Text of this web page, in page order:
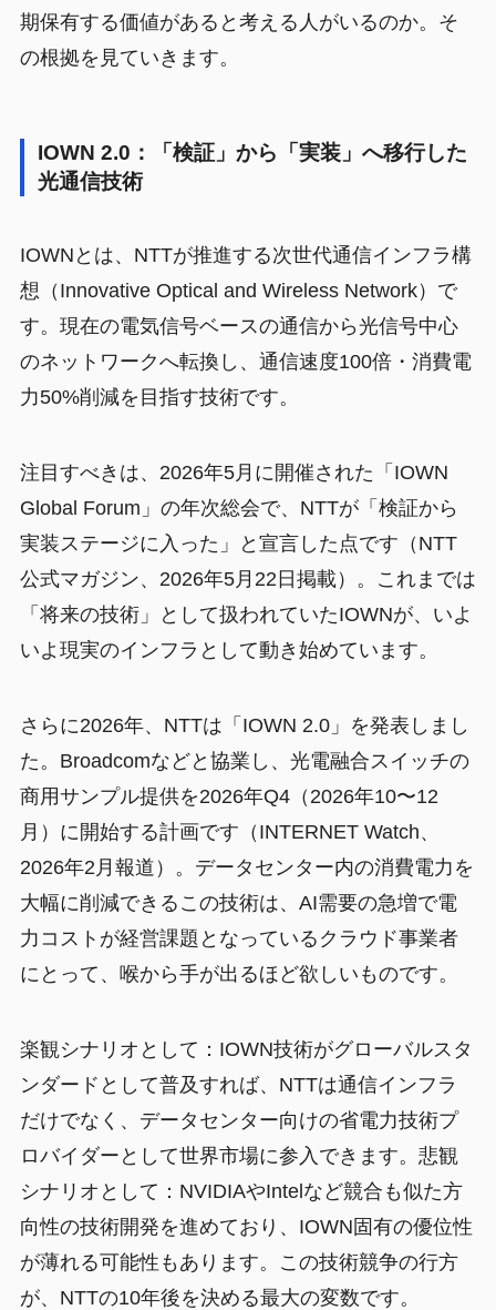
期保有する価値があると考える人がいるのか。そ
の根拠を見ていきます。
IOWN 2.0：「検証」から「実装」へ移行した
光通信技術
IOWNとは、NTTが推進する次世代通信インフラ構
想（Innovative Optical and Wireless Network）で
す。現在の電気信号ベースの通信から光信号中心
のネットワークへ転換し、通信速度100倍・消費電
力50%削減を目指す技術です。
注目すべきは、2026年5月に開催された「IOWN
Global Forum」の年次総会で、NTTが「検証から
実装ステージに入った」と宣言した点です（NTT
公式マガジン、2026年5月22日掲載）。これまでは
「将来の技術」として扱われていたIOWNが、いよ
いよ現実のインフラとして動き始めています。
さらに2026年、NTTは「IOWN 2.0」を発表しまし
た。Broadcomなどと協業し、光電融合スイッチの
商用サンプル提供を2026年Q4（2026年10〜12
月）に開始する計画です（INTERNET Watch、
2026年2月報道）。データセンター内の消費電力を
大幅に削減できるこの技術は、AI需要の急増で電
力コストが経営課題となっているクラウド事業者
にとって、喉から手が出るほど欲しいものです。
楽観シナリオとして：IOWN技術がグローバルスタ
ンダードとして普及すれば、NTTは通信インフラ
だけでなく、データセンター向けの省電力技術プ
ロバイダーとして世界市場に参入できます。悲観
シナリオとして：NVIDIAやIntelなど競合も似た方
向性の技術開発を進めており、IOWN固有の優位性
が薄れる可能性もあります。この技術競争の行方
が、NTTの10年後を決める最大の変数です。